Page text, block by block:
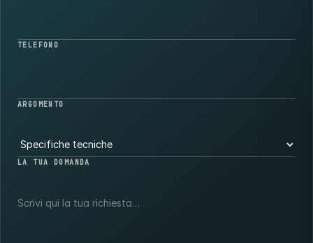
TELEFONO
ARGOMENTO
LA TUA DOMANDA